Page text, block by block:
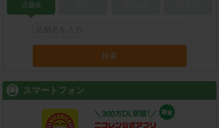
店舗名
検索
スマートフォン